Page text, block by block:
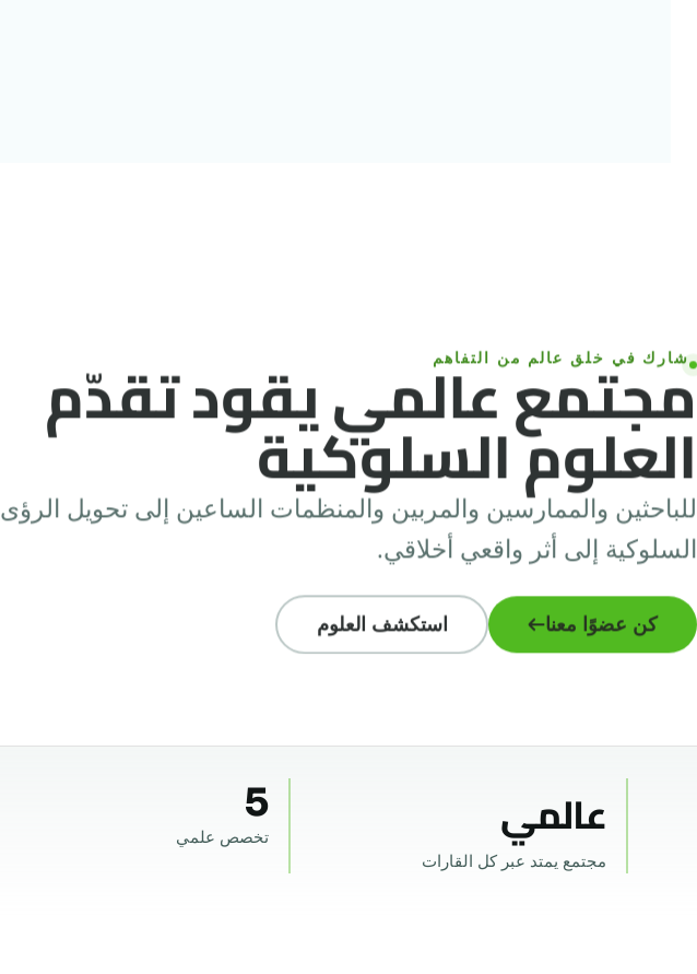
شارك في خلق عالم من التفاهم
مجتمع عالمي يقود تقدّم
العلوم السلوكية
للباحثين والممارسين والمربين والمنظمات الساعين إلى تحويل الرؤى
السلوكية إلى أثر واقعي أخلاقي.
كن عضوًا معنا استكشف العلوم
عالمي
مجتمع يمتد عبر كل القارات
5
تخصص علمي